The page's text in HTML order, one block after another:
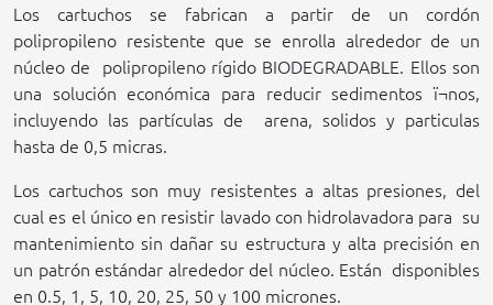
Los cartuchos se fabrican a partir de un cordón
polipropileno resistente que se enrolla alrededor de un
núcleo de polipropileno rígido BIODEGRADABLE. Ellos son
una solución económica para reducir sedimentos ï¬nos,
incluyendo las partículas de
arena, solidos y particulas
hasta de 0,5 micras.
Los cartuchos son muy resistentes a altas presiones, del
cual es el único en resistir lavado con hidrolavadora para su
mantenimiento sin dañar su estructura y alta precisión en
un patrón estándar alrededor del núcleo. Están disponibles
en 0.5, 1, 5, 10, 20, 25, 50 y 100 micrones.